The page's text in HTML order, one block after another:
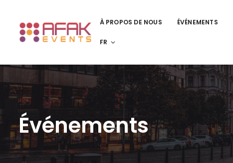
À PROPOS DE NOUS ÉVÉNEMENTS
FR
Événements